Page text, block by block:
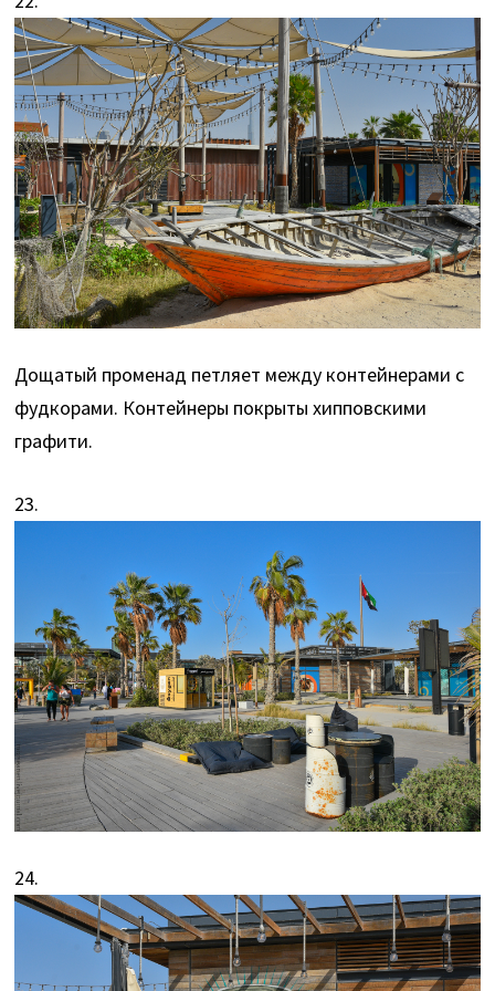
Дощатый променад петляет между контейнерами с
фудкорами. Контейнеры покрыты хипповскими
графити.
23.
24.